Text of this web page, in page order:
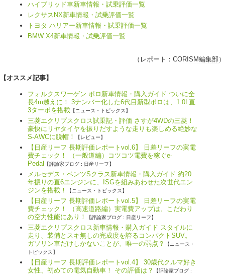
ハイブリッド車新車情報・試乗評価一覧
レクサスNX新車情報・試乗評価一覧
トヨタ ハリアー新車情報・試乗評価一覧
BMW X4新車情報・試乗評価一覧
（レポート： CORISM編集部）
【オススメ記事】
フォルクスワーゲン ポロ新車情報・購入ガイド ついに全
長4m越えに！ 3ナンバー化した6代目新型ポロは、1.0L直
3ターボを搭載 【ニュース・トピックス】
三菱エクリプスクロス試乗記・評価 さすが4WDの三菱！
豪快にリヤタイヤを振りだすような走りも楽しめる絶妙な
S-AWCに脱帽！
【レビュー】
【日産リーフ 長期評価レポートvol.6】 日差リーフの実電
費チェック！ （一般道編）コツコツ電費を稼ぐe-
Pedal
【評論家ブログ : 日産リーフ】
メルセデス・ベンツSクラス新車情報・購入ガイド 約20
年振りの直6エンジンに、ISGを組みあわせた次世代エン
ジンを搭載！
【ニュース・トピックス】
【日産リーフ 長期評価レポートvol.5】 日差リーフの実電
費チェック！ （高速道路編）実電費アップは、こだわり
の空力性能にあり！
【評論家ブログ : 日産リーフ】
三菱エクリプスクロス新車情報・購入ガイド スタイルに
走り、装備とスキ無しの完成度を誇るコンパクトSUV。
ガソリン車だけしかないことが、唯一の弱点？
【ニュース・
トピックス】
【日産リーフ 長期評価レポートvol.4】 30歳代クルマ好き
女性、初めての電気自動車！ その評価は？
【評論家ブログ :